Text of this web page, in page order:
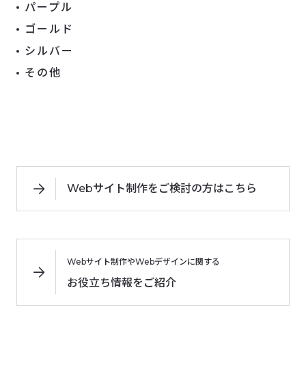
パープル
ゴールド
シルバー
その他
Webサイト制作をご検討の方はこちら
Webサイト制作やWebデザインに関する
お役立ち情報をご紹介